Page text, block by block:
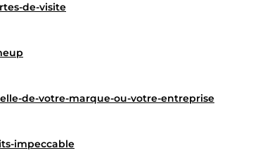
de-visite
de-votre-marque-ou-votre-entreprise
impeccable